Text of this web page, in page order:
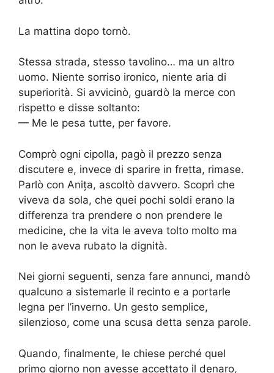
La mattina dopo tornò.
Stessa strada, stesso tavolino… ma un altro
uomo. Niente sorriso ironico, niente aria di
superiorità. Si avvicinò, guardò la merce con
rispetto e disse soltanto:
— Me le pesa tutte, per favore.
Comprò ogni cipolla, pagò il prezzo senza
discutere e, invece di sparire in fretta, rimase.
Parlò con Anița, ascoltò davvero. Scoprì che
viveva da sola, che quei pochi soldi erano la
differenza tra prendere o non prendere le
medicine, che la vita le aveva tolto molto ma
non le aveva rubato la dignità.
Nei giorni seguenti, senza fare annunci, mandò
qualcuno a sistemarle il recinto e a portarle
legna per l’inverno. Un gesto semplice,
silenzioso, come una scusa detta senza parole.
Quando, finalmente, le chiese perché quel
primo giorno non avesse accettato il denaro,